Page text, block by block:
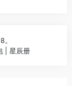
| 星辰册